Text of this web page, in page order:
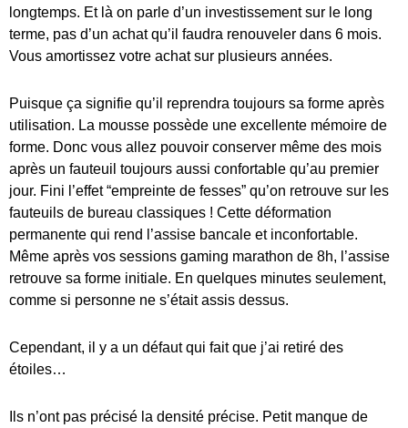
longtemps. Et là on parle d’un investissement sur le long
terme, pas d’un achat qu’il faudra renouveler dans 6 mois.
Vous amortissez votre achat sur plusieurs années.
Puisque ça signifie qu’il reprendra toujours sa forme après
utilisation. La mousse possède une excellente mémoire de
forme. Donc vous allez pouvoir conserver même des mois
après un fauteuil toujours aussi confortable qu’au premier
jour. Fini l’effet “empreinte de fesses” qu’on retrouve sur les
fauteuils de bureau classiques ! Cette déformation
permanente qui rend l’assise bancale et inconfortable.
Même après vos sessions gaming marathon de 8h, l’assise
retrouve sa forme initiale. En quelques minutes seulement,
comme si personne ne s’était assis dessus.
Cependant, il y a un défaut qui fait que j’ai retiré des
étoiles…
Ils n’ont pas précisé la densité précise. Petit manque de